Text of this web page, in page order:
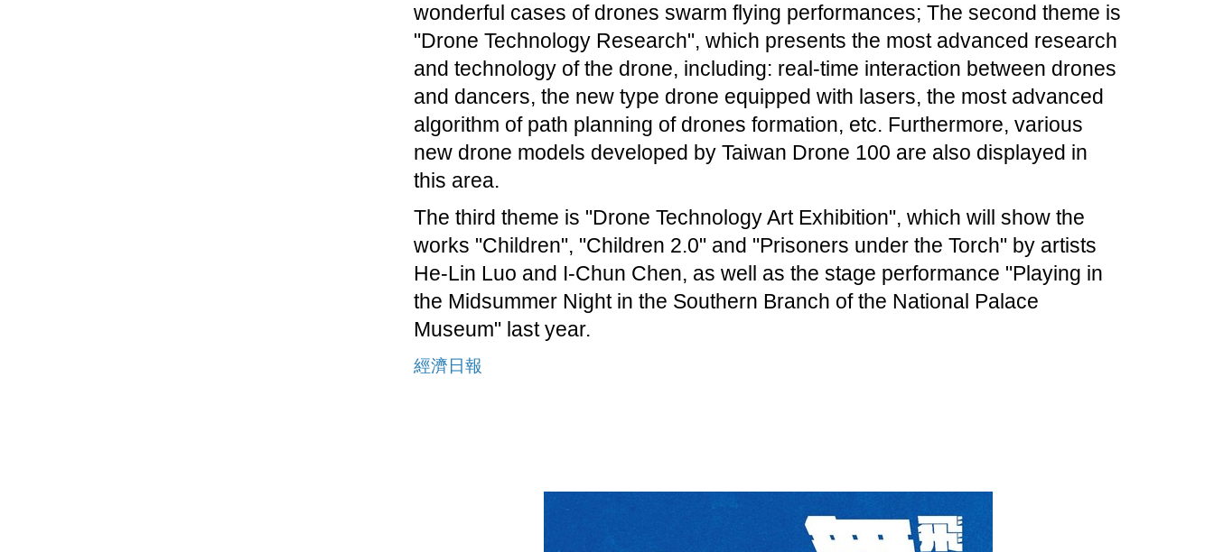
wonderful cases of drones swarm flying performances; The second theme is
"Drone Technology Research", which presents the most advanced research
and technology of the drone, including: real-time interaction between drones
and dancers, the new type drone equipped with lasers, the most advanced
algorithm of path planning of drones formation, etc. Furthermore, various
new drone models developed by Taiwan Drone 100 are also displayed in
this area.
The third theme is "Drone Technology Art Exhibition", which will show the
works "Children", "Children 2.0" and "Prisoners under the Torch" by artists
He-Lin Luo and I-Chun Chen, as well as the stage performance "Playing in
the Midsummer Night in the Southern Branch of the National Palace
Museum" last year.
經濟日報